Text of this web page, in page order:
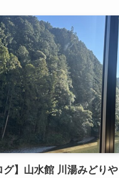
グ】山水館 川湯みどり